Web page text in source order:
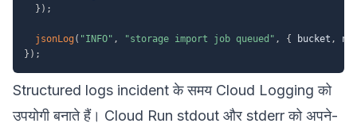
} ) ;
jsonLog ( "INFO" , "storage import job queued" , { bucket ,
} ) ;
Structured logs incident के समय Cloud Logging को
उपयोगी बनाते हैं। Cloud Run stdout और stderr को अपने-